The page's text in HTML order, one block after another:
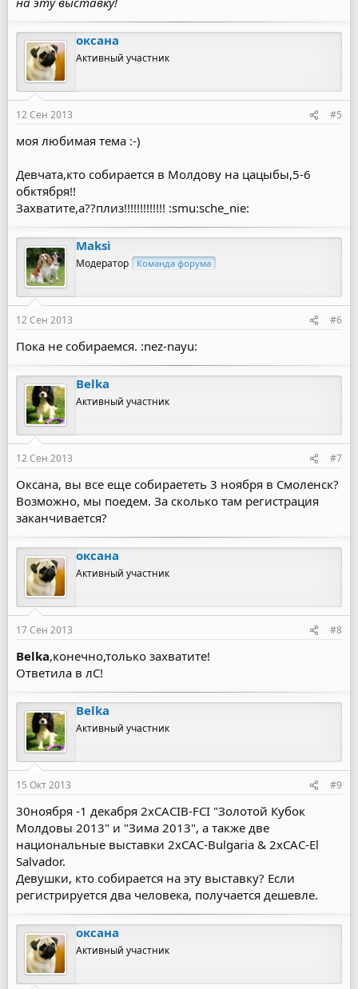
оксана
Активный участник
12 Сен 2013 #5
моя любимая тема :-)
Девчата,кто собирается в Молдову на цацыбы,5-6
обктября!!
Захватите,а??плиз!!!!!!!!!!!!! :smu:sche_nie:
Maksi
Модератор Команда форума
12 Сен 2013 #6
Пока не собираемся. :nez-nayu:
Belka
Активный участник
12 Сен 2013 #7
Оксана, вы все еще собираететь 3 ноября в Смоленск?
Возможно, мы поедем. За сколько там регистрация
заканчивается?
оксана
Активный участник
17 Сен 2013 #8
Belka,конечно,только захватите!
Ответила в лС!
Belka
Активный участник
15 Окт 2013 #9
30ноября -1 декабря 2xCACIB-FCI "Золотой Кубок
Молдовы 2013" и "Зима 2013", а также две
национальные выставки 2хСАС-Bulgaria & 2xCAC-El
Salvador.
Девушки, кто собирается на эту выставку? Если
регистрируется два человека, получается дешевле.
оксана
Активный участник